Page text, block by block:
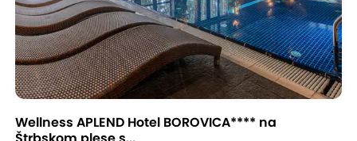
Wellness APLEND Hotel BOROVICA**** na